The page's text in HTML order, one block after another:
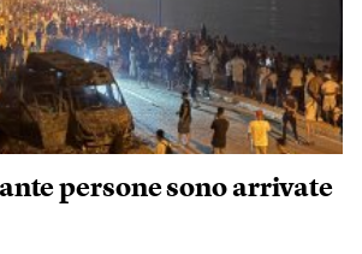
persone sono arrivate